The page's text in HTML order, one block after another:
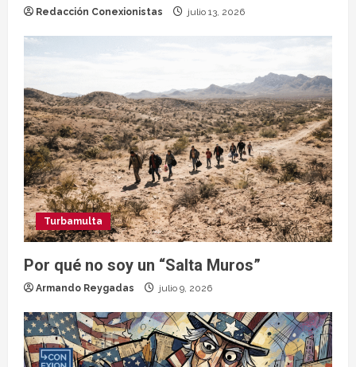
Redacción Conexionistas julio 13, 2026
Turbamulta
Por qué no soy un “Salta Muros”
Armando Reygadas julio 9, 2026